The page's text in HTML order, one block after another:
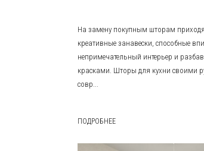
На замену покупным шторам
креативные занавески, способные
непримечательный интерьер и
красками. Шторы для кухни своими
совр...
ПОДРОБНЕЕ